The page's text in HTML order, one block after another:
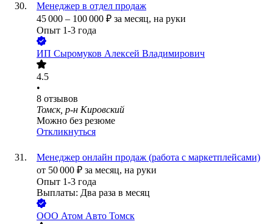
Менеджер в отдел продаж
45 000 – 100 000 ₽ за месяц, на руки
Опыт 1-3 года
ИП Сыромуков Алексей Владимирович
4.5
•
8 отзывов
Томск, р-н Кировский
Можно без резюме
Откликнуться
Менеджер онлайн продаж (работа с маркетплейсами)
от 50 000 ₽ за месяц, на руки
Опыт 1-3 года
Выплаты: Два раза в месяц
ООО Атом Авто Томск